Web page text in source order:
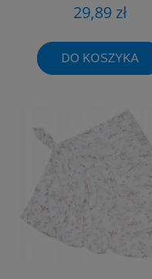
29,89 zł
DO KOSZYKA